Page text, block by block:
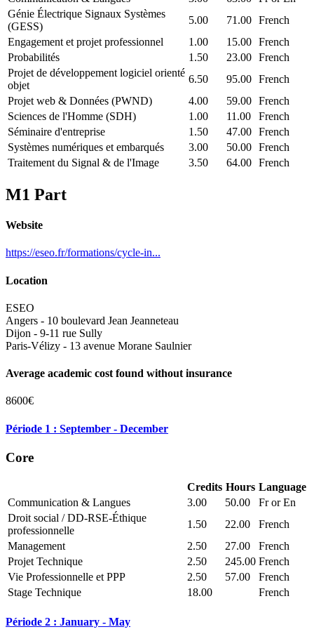
Génie Électrique Signaux Systèmes
(GESS)
5.00 71.00 French
Engagement et projet professionnel
1.00 15.00 French
Probabilités
1.50 23.00 French
Projet de développement logiciel orienté
objet
6.50 95.00 French
Projet web & Données (PWND)
4.00 59.00 French
Sciences de l'Homme (SDH)
1.00 11.00
French
Séminaire d'entreprise
1.50 47.00 French
Systèmes numériques et embarqués
3.00 50.00 French
Traitement du Signal & de l'Image
3.50 64.00 French
M1 Part
Website
https://eseo.fr/formations/cycle-in...
Location
ESEO
Angers - 10 boulevard Jean Jeanneteau
Dijon - 9-11 rue Sully
Paris-Vélizy - 13 avenue Morane Saulnier
Average academic cost found without insurance
8600€
Période 1 : September - December
Core
Credits Hours Language
Communication & Langues
3.00 50.00
Fr or En
Droit social / DD-RSE-Éthique
professionnelle
1.50 22.00
French
Management
2.50 27.00
French
Projet Technique
2.50 245.00 French
Vie Professionnelle et PPP
2.50 57.00
French
Stage Technique
18.00 French
Période 2 : January - May